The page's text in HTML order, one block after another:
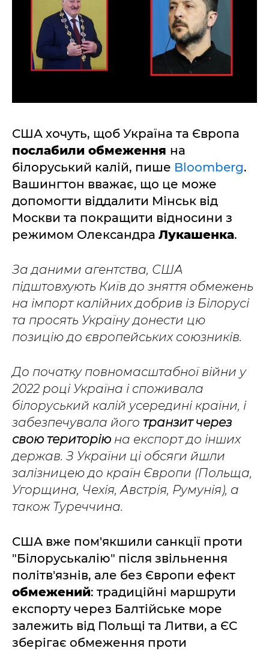
США хочуть, щоб Україна та Європа
послабили обмеження на
білоруський калій, пише Bloomberg.
Вашингтон вважає, що це може
допомогти віддалити Мінськ від
Москви та покращити відносини з
режимом Олександра Лукашенка.
За даними агентства, США
підштовхують Київ до зняття обмежень
на імпорт калійних добрив із Білорусі
та просять Україну донести цю
позицію до європейських союзників.
До початку повномасштабної війни у
2022 році Україна і споживала
білоруський калій усередині країни, і
забезпечувала його транзит через
свою територію на експорт до інших
держав. З України ці обсяги йшли
залізницею до країн Європи (Польща,
Угорщина, Чехія, Австрія, Румунія), а
також Туреччина.
США вже пом'якшили санкції проти
"Білоруськалію" після звільнення
політв'язнів, але без Європи ефект
обмежений: традиційні маршрути
експорту через Балтійське море
залежить від Польщі та Литви, а ЄС
зберігає обмеження проти